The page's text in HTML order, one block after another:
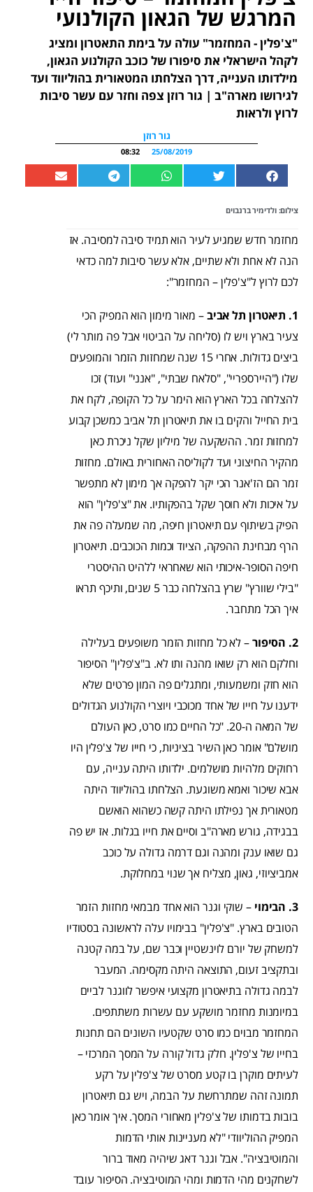
המרגש של הגאון הקולנועי
"צ'פלין - המחזמר" עולה על בימת התאטרון ומציג
לקהל הישראלי את סיפורו של כוכב הקולנוע הגאון,
מילדותו הענייה, דרך הצלחתו המטאורית בהוליווד ועד
לגירושו מארה"ב | גור רוזן צפה וחזר עם עשר סיבות
לרוץ ולראות
גור רוזן
25/08/2019
08:32
צילום: ולדימיר ברנבוים
מחזמר חדש שמגיע לעיר הוא תמיד סיבה למסיבה. אז
הנה לא אחת ולא שתיים, אלא עשר סיבות למה כדאי
לכם לרוץ ל"צ'פלין – המחזמר":
1. תיאטרון תל אביב
– מאור מימון הוא המפיק הכי
צעיר בארץ ויש לו (סליחה על הביטוי אבל פה מותר לי)
ביצים גדולות. אחרי 15 שנה שמחזות הזמר והמופעים
שלו ("היירספריי", "סלאח שבתי", "אנני" ועוד) זכו
להצלחה בכל הארץ הוא הימר על כל הקופה, לקח את
בית החייל והקים בו את תיאטרון תל אביב כמשכן קבוע
למחזות זמר. ההשקעה של מיליון שקל ניכרת כאן
מהקיר החיצוני ועד לקוליסה האחורית באולם. מחזות
זמר הם הז'אנר הכי יקר להפקה אך מימון לא מתפשר
על איכות ולא חוסך שקל בהפקותיו. את "צ'פלין" הוא
הפיק בשיתוף עם תיאטרון חיפה, מה שמעלה פה את
הרף מבחינת ההפקה, הציוד וכמות הכוכבים. תיאטרון
חיפה הסופר-איכותי הוא שאחראי ללהיט ההיסטרי
"בילי שוורץ" שרץ בהצלחה כבר 5 שנים, ותיכף תראו
איך הכל מתחבר.
2. הסיפור
– לא כל מחזות הזמר משופעים בעלילה
וחלקם הוא רק שואו מהנה ותו לא. ב"צ'פלין" הסיפור
הוא חזק ומשמעותי, ומתגלים פה המון פרטים שלא
ידענו על חייו של אחד מכוכבי ויוצרי הקולנוע הגדולים
של המאה ה-20. "כל החיים כמו סרט, כאן העולם
מושלם" אומר כאן השיר בציניות, כי חייו של צ'פלין היו
רחוקים מלהיות מושלמים. ילדותו היתה ענייה, עם
אבא שיכור ואמא משוגעת. הצלחתו בהוליווד היתה
מטאורית אך נפילתו היתה קשה כשהוא הואשם
בבגידה, גורש מארה"ב וסיים את חייו בגלות. אז יש פה
גם שואו ענק ומהנה וגם דרמה גדולה על כוכב
אמביציוזי, גאון, מצליח אך שנוי במחלוקת.
3. הבימוי
– שוקי וגנר הוא אחד מבמאי מחזות הזמר
הטובים בארץ. "צ'פלין" בבימויו עלה לראשונה בסטודיו
למשחק של יורם לוינשטיין וכבר שם, על במה קטנה
ובתקציב זעום, התוצאה היתה מקסימה. המעבר
לבמה גדולה בתיאטרון מקצועי איפשר לווגנר לביים
במיומנות מחזמר מושקע עם עשרות משתתפים.
המחזמר מבוים כמו סרט שקטעיו השונים הם תחנות
בחייו של צ'פלין. חלק גדול קורה על המסך המרכזי –
לעיתים מוקרן בו קטע מסרט של צ'פלין על רקע
תמונה זהה שמתרחשת על הבמה, ויש גם תיאטרון
בובות בדמותו של צ'פלין מאחורי המסך. איך אומר כאן
המפיק ההוליוודי "לא מעניינות אותי הדמות
והמוטיבציה". אבל וגנר דאג שיהיה מאוד ברור
לשחקנים מהי הדמות ומהי המוטיבציה. הסיפור עובד